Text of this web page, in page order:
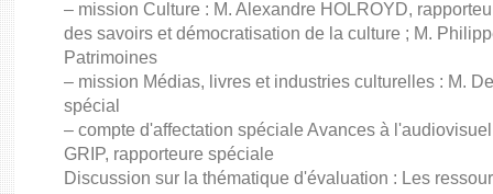
– mission Culture : M. Alexandre HOLROYD,
des savoirs et démocratisation de la culture ; M.
Patrimoines
– mission Médias, livres et industries culturelles : M.
spécial
– compte d'affectation spéciale Avances à
GRIP, rapporteure spéciale
Discussion sur la thématique d'évaluation : Les